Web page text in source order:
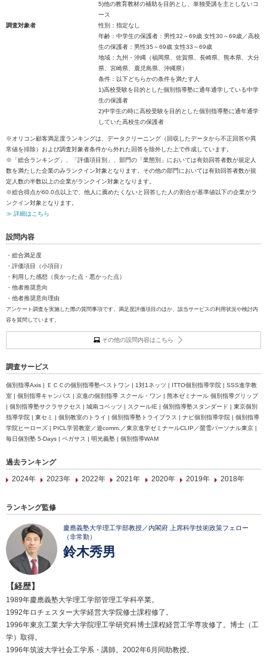
5)他の教育教材の補助を目的とし、単独受講を主としないコ
ース
調査対象者
性別：指定なし
年齢：中学生の保護者：男性32～69歳 女性30～69歳／高校
生の保護者：男性35～69歳 女性33～69歳
地域：九州・沖縄（福岡県、佐賀県、長崎県、熊本県、大分
県、宮崎県、鹿児島県、沖縄県）
条件：以下どちらかの条件を満たす人
1)高校受験を目的とした個別指導塾に通年通学している中学
生の保護者
2)中学生の時に高校受験を目的とした個別指導塾に通年通学
していた高校生の保護者
※オリコン顧客満足度ランキングは、データクリーニング（回収したデータから不正回答や異
常値を排除）および調査対象者条件から外れた回答を除外した上で作成しています。
※「総合ランキング」、「評価項目別」、部門の「業態別」においては有効回答者数が規定人
数を満たした企業のみランクイン対象となります。その他の部門においては有効回答者数が規
定人数の半数以上の企業がランクイン対象となります。
※総合得点が60.0点以上で、他人に薦めたくないと回答した人の割合が基準値以下の企業がラ
ンクイン対象となります。
≫ 詳細はこちら
設問内容
・総合満足度
・評価項目（小項目）
・利用した感想（良かった点・悪かった点）
・他者推奨意向
・他者推奨意向理由
アンケート調査を実施した際の質問事項です。満足度評価項目のほか、該当サービスの利用状況や検討内
容を質問しています。
その他の設問内容はこちら
調査サービス
個別指導Axis | ＥＣＣの個別指導塾ベストワン | 1対1ネッツ | ITTO個別指導学院 | SSS進学教
室 | 個別指導キャンパス | 京進の個別指導 スクール・ワン | 熊本ゼミナール 個別指導グリップ
| 個別指導塾サクラサクセス | 城南コベッツ | スクールIE | 個別指導塾スタンダード | 東京個別
指導学院 | 東セミ | 個別教室のトライ | 個別指導塾トライプラス | ナビ個別指導学院 | 個別指導
学院ヒーローズ | PICL学習教室／遊comm.／東京進学ゼミナールCLIP／螢雪パーソナル東京 |
毎日個別塾 5-Days | ペガサス | 明光義塾 | 個別指導WAM
過去ランキング
2024年
2023年 2022年 2021年 2020年 2019年 2018年
ランキング監修
慶應義塾大学理工学部教授／内閣府 上席科学技術政策フェロー
（非常勤）
鈴木秀男
【経歴】
1989年慶應義塾大学理工学部管理工学科卒業。
1992年ロチェスター大学経営大学院修士課程修了。
1996年東京工業大学大学院理工学研究科博士課程経営工学専攻修了。博士（工
学）取得。
1996年筑波大学社会工学系・講師。2002年6月同助教授。